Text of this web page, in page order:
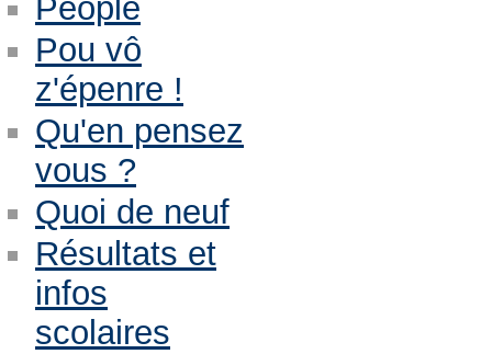
People
Pou vô
z'épenre !
Qu'en pensez
vous ?
Quoi de neuf
Résultats et
infos
scolaires